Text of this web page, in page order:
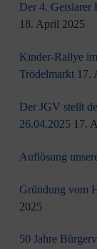
Der 4. Geislarer
18. April 2025
Kinder-Rallye
Trödelmarkt 17.
Der JGV stellt
26.04.2025 17.
Auflösung
Gründung vom
2025
50 Jahre